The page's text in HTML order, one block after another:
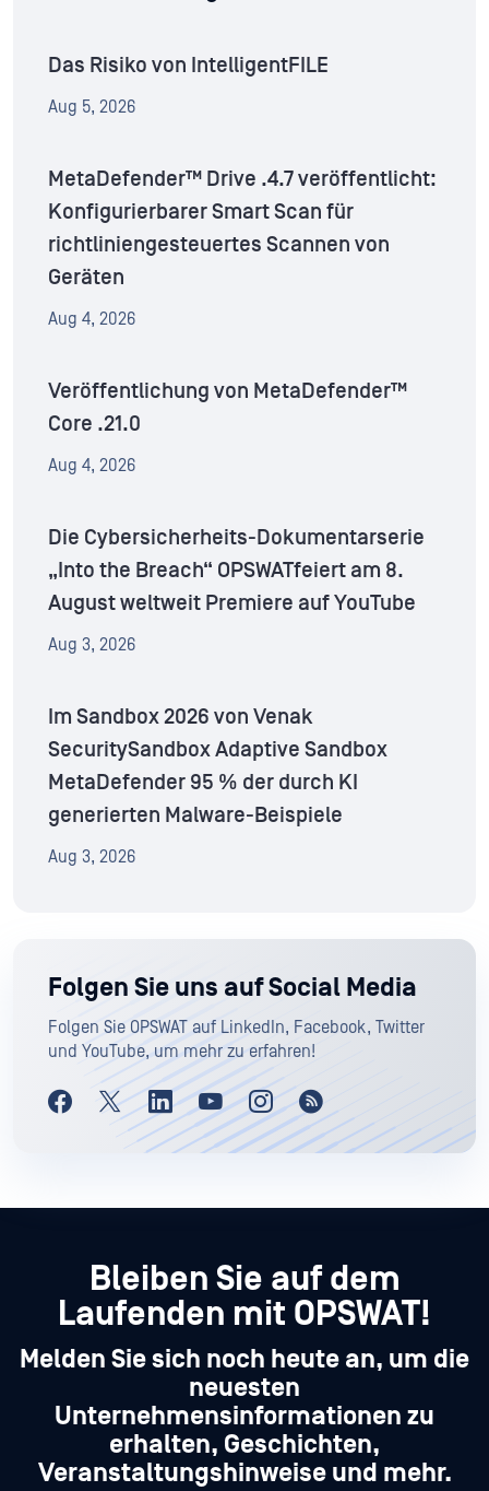
Das Risiko von IntelligentFILE
Aug 5, 2026
MetaDefender™ Drive .4.7 veröffentlicht:
Konfigurierbarer Smart Scan für
richtliniengesteuertes Scannen von
Geräten
Aug 4, 2026
Veröffentlichung von MetaDefender™
Core .21.0
Aug 4, 2026
Die Cybersicherheits-Dokumentarserie
„Into the Breach“ OPSWATfeiert am 8.
August weltweit Premiere auf YouTube
Aug 3, 2026
Im Sandbox 2026 von Venak
SecuritySandbox Adaptive Sandbox
MetaDefender 95 % der durch KI
generierten Malware-Beispiele
Aug 3, 2026
Folgen Sie uns auf Social Media
Folgen Sie OPSWAT auf LinkedIn, Facebook, Twitter
und YouTube, um mehr zu erfahren!
Bleiben Sie auf dem
Laufenden mit OPSWAT!
Melden Sie sich noch heute an, um die
neuesten
Unternehmensinformationen zu
erhalten, Geschichten,
Veranstaltungshinweise und mehr.